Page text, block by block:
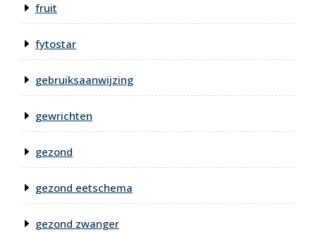
fruit
fytostar
gebruiksaanwijzing
gewrichten
gezond
gezond eetschema
gezond zwanger